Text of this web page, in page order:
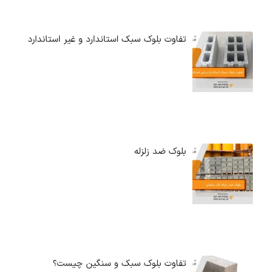
تفاوت بلوک سبک استاندارد و غیر استاندارد
بلوک ضد زلزله
تفاوت بلوک سبک و سنگین چیست؟